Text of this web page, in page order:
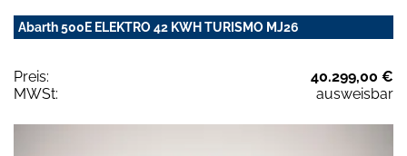
Abarth 500E ELEKTRO 42 KWH TURISMO MJ26
Preis:
40.299,00 €
MWSt:
ausweisbar